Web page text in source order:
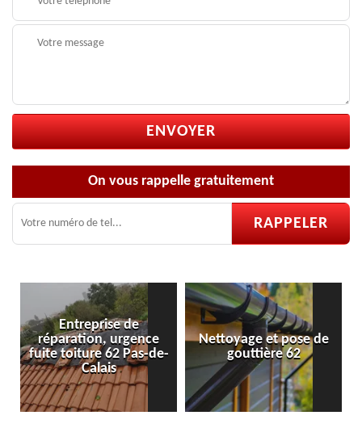
On vous rappelle gratuitement
Nettoyage et pose de
gouttière 62
Pose et réparation de
velux 62